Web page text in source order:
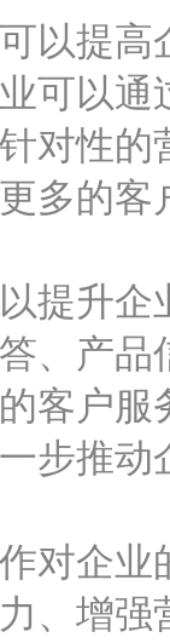
以提
可以
对性
多的
提升
、产
客户
步推动
对企
、增